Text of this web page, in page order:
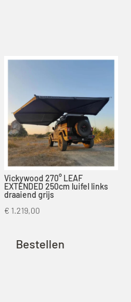
Vickywood 270° LEAF
EXTENDED 250cm luifel links
draaiend grijs
€ 1.219,00
Bestellen